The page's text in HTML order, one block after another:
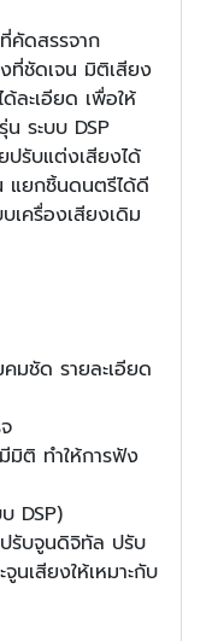
คัดสรรจาก
ที่ชัดเจน มิติเสียง
ละเอียด เพื่อให้
น ระบบ DSP
รับแต่งเสียงได้
แยกชิ้นดนตรีได้ดี
เครื่องเสียงเดิม
มชัด รายละเอียด
มิติ ทำให้การฟัง
DSP)
รับจูนดิจิทัล ปรับ
เสียงให้เหมาะกับ